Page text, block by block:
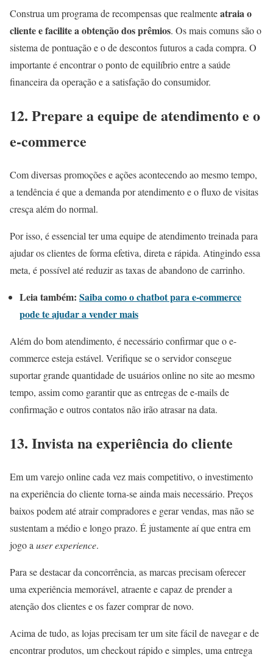
Construa um programa de recompensas que realmenteatraia o
cliente e facilite a obtenção dos prêmios. Os mais comuns são o
sistema de pontuação e o de descontos futuros a cada compra. O
importante é encontrar o ponto de equilíbrio entre a saúde
financeira da operação e a satisfação do consumidor.
12. Prepare a equipe de atendimento e o
e-commerce
Com diversas promoções e ações acontecendo ao mesmo tempo,
a tendência é que a demanda por atendimento e o fluxo de visitas
cresça além do normal.
Por isso, é essencial ter uma equipe de atendimento treinada para
ajudar os clientes de forma efetiva, direta e rápida. Atingindo essa
meta, é possível até reduzir as taxas de abandono de carrinho.
Leia também: Saiba como o chatbot para e-commerce
pode te ajudar a vender mais
Além do bom atendimento, é necessário confirmar que o e-
commerce esteja estável. Verifique se o servidor consegue
suportar grande quantidade de usuários online no site ao mesmo
tempo, assim como garantir que as entregas de e-mails de
confirmação e outros contatos não irão atrasar na data.
13. Invista na experiência do cliente
Em um varejo online cada vez mais competitivo, o investimento
na experiência do cliente torna-se ainda mais necessário. Preços
baixos podem até atrair compradores e gerar vendas, mas não se
sustentam a médio e longo prazo. É justamente aí que entra em
jogo a user experience.
Para se destacar da concorrência, as marcas precisam oferecer
uma experiência memorável, atraente e capaz de prender a
atenção dos clientes e os fazer comprar de novo.
Acima de tudo, as lojas precisam ter um site fácil de navegar e de
encontrar produtos, um checkout rápido e simples, uma entrega